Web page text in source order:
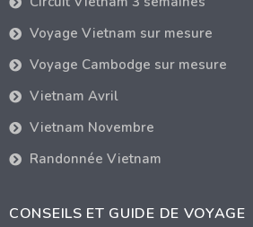
Voyage Vietnam sur mesure
Voyage Cambodge sur mesure
Vietnam Avril
Vietnam Novembre
Randonnée Vietnam
CONSEILS ET GUIDE DE VOYAGE